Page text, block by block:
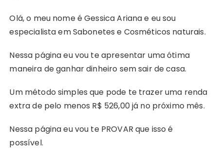
Olá, o meu nome é Gessica Ariana e eu sou
especialista em Sabonetes e Cosméticos naturais.
Nessa página eu vou te apresentar uma ótima
maneira de ganhar dinheiro sem sair de casa.
Um método simples que pode te trazer uma renda
extra de pelo menos R$ 526,00 já no próximo mês.
Nessa página eu vou te PROVAR que isso é
possível.